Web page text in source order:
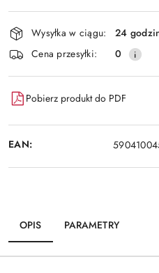
Dostępność
i
dostawa
Wysyłka w ciągu:
24
Cena przesyłki:
0
Pobierz produkt do PDF
EAN:
OPIS PARAMETRY